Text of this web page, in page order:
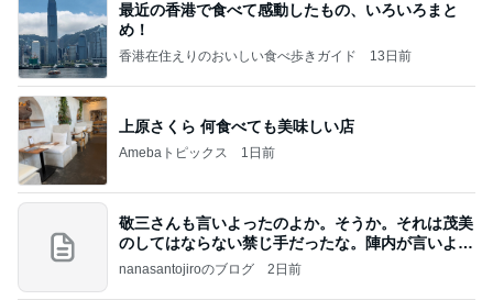
最近の香港で食べて感動したもの、いろいろまと
め！
香港在住えりのおいしい食べ歩きガイド 13日前
上原さくら 何食べても美味しい店
Amebaトピックス 1日前
敬三さんも言いよったのよか。そうか。それは茂美
のしてはならない禁じ手だったな。陣内が言いよる
のよ
nanasantojiroのブログ 2日前